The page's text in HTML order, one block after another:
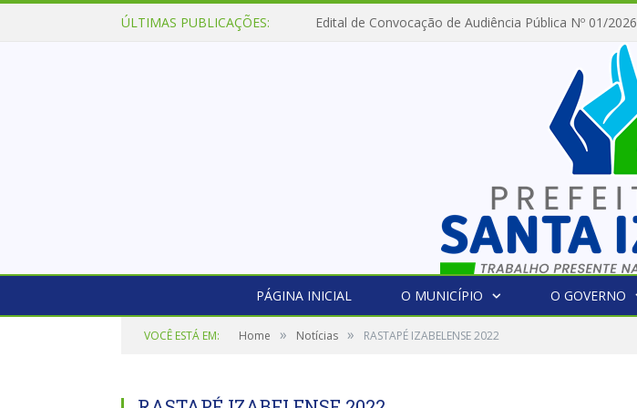
ÚLTIMAS PUBLICAÇÕES: Edital de Convocação de Audiência Pública Nº 01/2026
PÁGINA INICIAL O MUNICÍPIO O GOVERNO
VOCÊ ESTÁ EM: Home » Notícias » RASTAPÉ IZABELENSE 2022